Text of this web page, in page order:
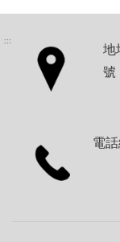
:::
地
號
電